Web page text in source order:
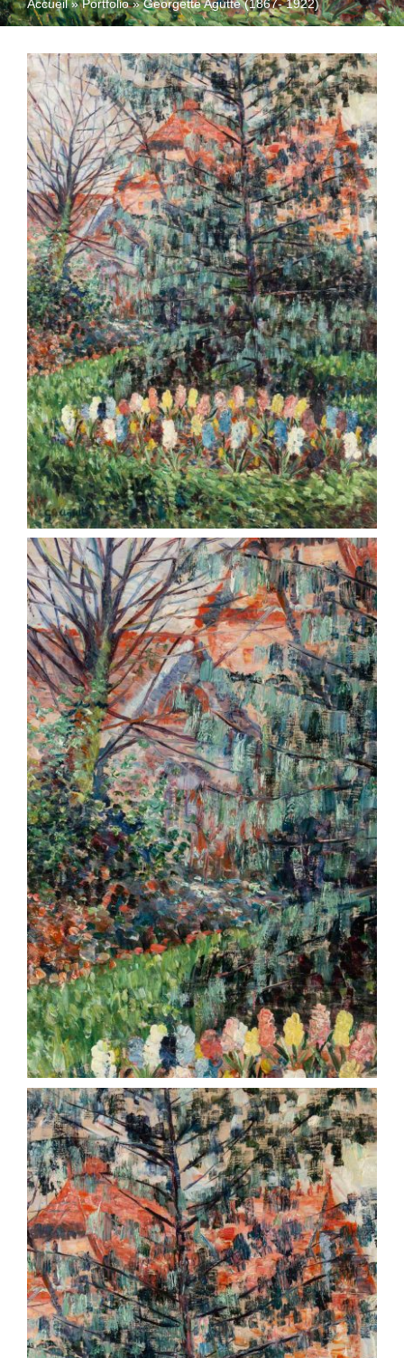
QUI SOMMES-NOUS
Accueil»Portfolio»Georgette Agutte (1867- 1922)